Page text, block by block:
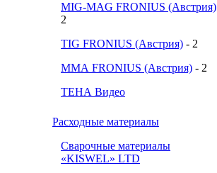
MIG-MAG FRONIUS (Австрия)
2
TIG FRONIUS (Австрия) - 2
ММА FRONIUS (Австрия) - 2
ТЕНА Видео
Расходные материалы
Сварочные материалы
«KISWEL» LTD